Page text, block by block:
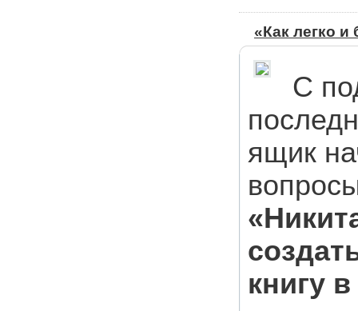
«Как легко и
С
ящик
книгу